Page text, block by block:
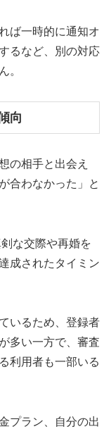
ば一時的に通知オ
るなど、別の対応
。
向
の相手と出会え
合わなかった」と
な交際や再婚を
成されたタイミン
いるため、登録者
多い一方で、審査
利用者も一部いる
プラン、自分の出